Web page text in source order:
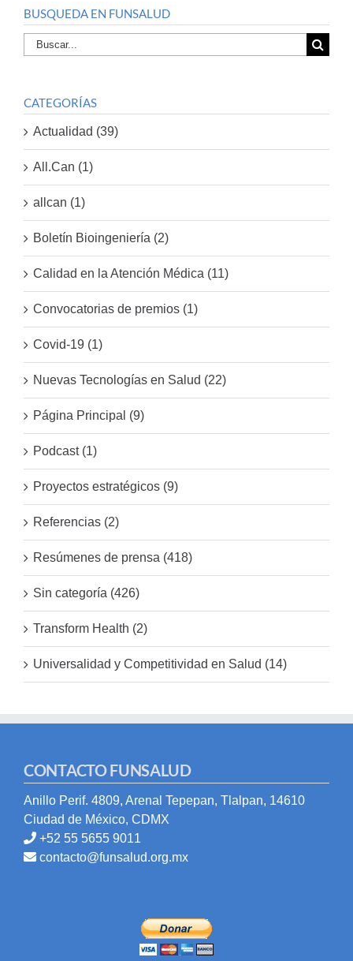
BUSQUEDA EN FUNSALUD
Buscar
por:
CATEGORÍAS
Actualidad (39)
All.Can (1)
allcan (1)
Boletín Bioingeniería (2)
Calidad en la Atención Médica (11)
Convocatorias de premios (1)
Covid-19 (1)
Nuevas Tecnologías en Salud (22)
Página Principal (9)
Podcast (1)
Proyectos estratégicos (9)
Referencias (2)
Resúmenes de prensa (418)
Sin categoría (426)
Transform Health (2)
Universalidad y Competitividad en Salud (14)
CONTACTO FUNSALUD
Anillo Perif. 4809, Arenal Tepepan, Tlalpan, 14610
Ciudad de México, CDMX
+52 55 5655 9011
contacto@funsalud.org.mx